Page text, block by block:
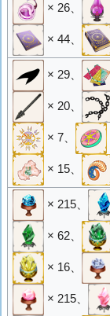
× 26、
× 44、
× 29、
× 20、
× 7、
× 15、
× 215、
× 62、
× 16、
× 215、